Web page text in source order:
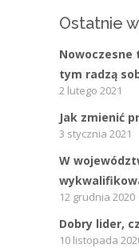
Ostatnie
Nowoczesne
tym radzą
2 lutego 2021
Jak zmienić
3 stycznia 2021
W
12 grudnia 2020
Dobry lider,
10 listopada